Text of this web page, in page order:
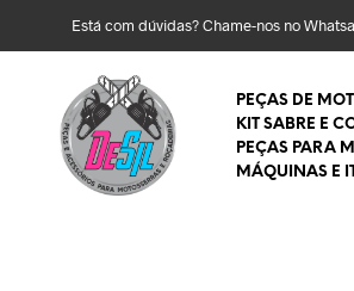
Está com dúvidas? Chame-nos no
PEÇAS DE
KIT SABRE E
PEÇAS PARA
MÁQUINAS E